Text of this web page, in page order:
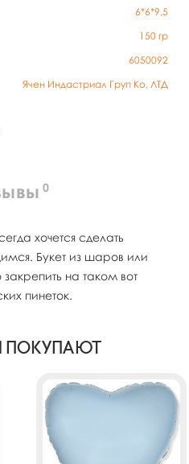
6*6*9,5
150 гр
6050092
Ячен Индастриал Груп Ко, ЛТД
0
хочется сделать
Букет из шаров или
на таком вот
пинеток.
покупают